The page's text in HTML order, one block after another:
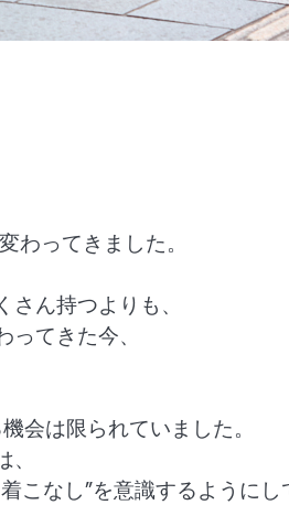
わってきました。
ん持つよりも、
てきた今、
会は限られていました。
こなし”を意識するようにし